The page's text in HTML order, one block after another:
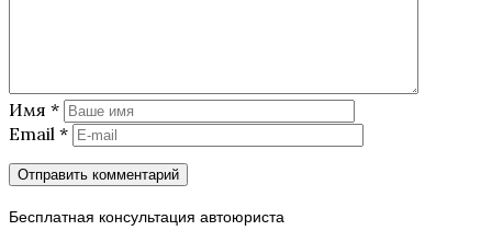
Имя *
Email *
Бесплатная консультация автоюриста